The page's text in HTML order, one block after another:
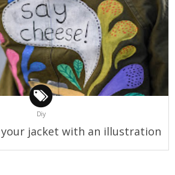
Diy
your jacket with an illustration